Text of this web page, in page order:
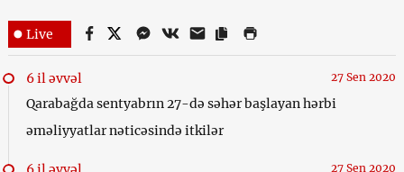
Live
6 il əvvəl 27 Sen 2020
Qarabağda sentyabrın 27-də səhər başlayan hərbi
əməliyyatlar nəticəsində itkilər
27 Sen 2020